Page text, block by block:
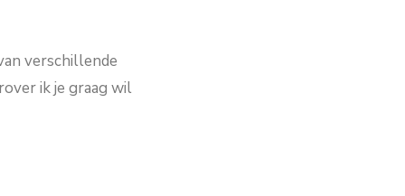
verschillende
ik je graag wil